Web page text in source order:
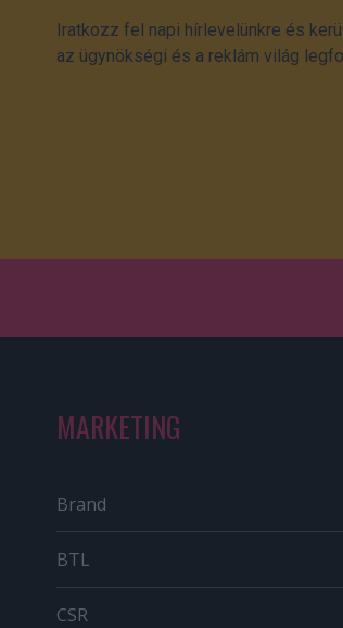
Iratkozz fel napi hírlevelünkre és
az ügynökségi és a reklám világ
MARKETING
Brand
BTL
CSR